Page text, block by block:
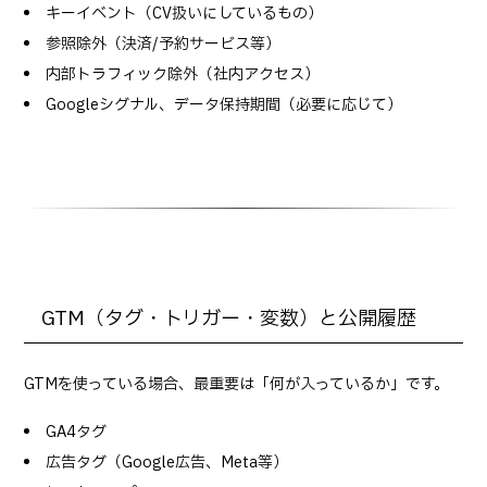
キーイベント（CV扱いにしているもの）
参照除外（決済/予約サービス等）
内部トラフィック除外（社内アクセス）
Googleシグナル、データ保持期間（必要に応じて）
GTM（タグ・トリガー・変数）と公開履歴
GTMを使っている場合、最重要は「何が入っているか」です。
GA4タグ
広告タグ（Google広告、Meta等）